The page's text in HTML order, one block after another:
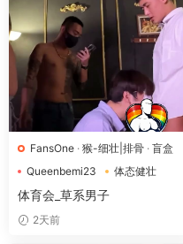
FansOne · 猴-细壮|排骨 · 盲盒
Queenbemi23
体态健壮
卧床场景
体育会_草系男子
2天前